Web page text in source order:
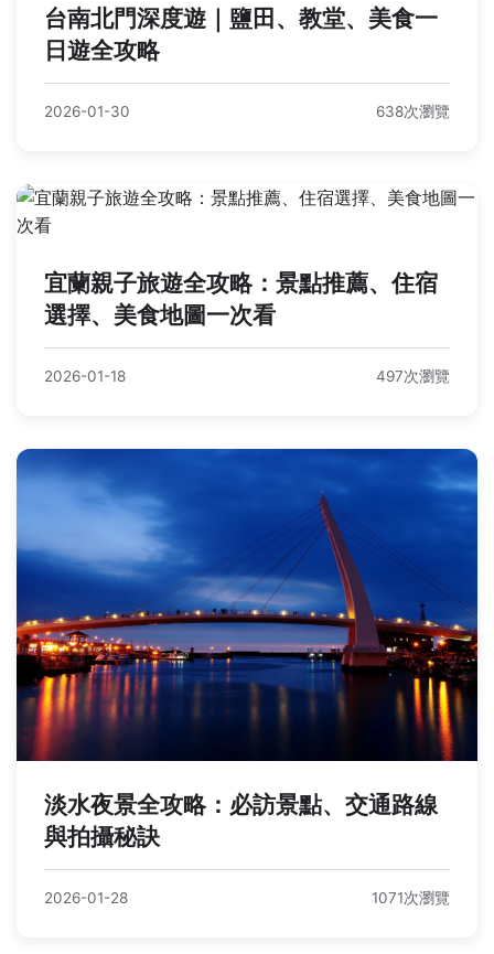
台南北門深度遊｜鹽田、教堂、美食一
日遊全攻略
2026-01-30 638次瀏覽
宜蘭親子旅遊全攻略：景點推薦、住宿
選擇、美食地圖一次看
2026-01-18 497次瀏覽
淡水夜景全攻略：必訪景點、交通路線
與拍攝秘訣
2026-01-28 1071次瀏覽